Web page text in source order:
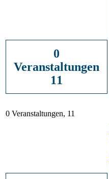
0
Veranstaltungen
11
0 Veranstaltungen, 11